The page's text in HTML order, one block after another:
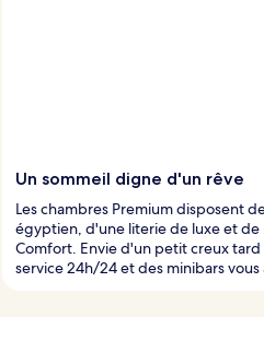
Un sommeil digne d'un rêve
Les chambres Premium disposent
égyptien, d'une literie de luxe et de
Comfort. Envie d'un petit creux tard
service 24h/24 et des minibars